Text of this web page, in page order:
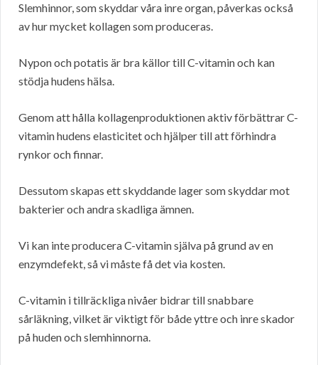
Slemhinnor, som skyddar våra inre organ, påverkas också
av hur mycket kollagen som produceras.
Nypon och potatis är bra källor till C-vitamin och kan
stödja hudens hälsa.
Genom att hålla kollagenproduktionen aktiv förbättrar C-
vitamin hudens elasticitet och hjälper till att förhindra
rynkor och finnar.
Dessutom skapas ett skyddande lager som skyddar mot
bakterier och andra skadliga ämnen.
Vi kan inte producera C-vitamin själva på grund av en
enzymdefekt, så vi måste få det via kosten.
C-vitamin i tillräckliga nivåer bidrar till snabbare
sårläkning, vilket är viktigt för både yttre och inre skador
på huden och slemhinnorna.